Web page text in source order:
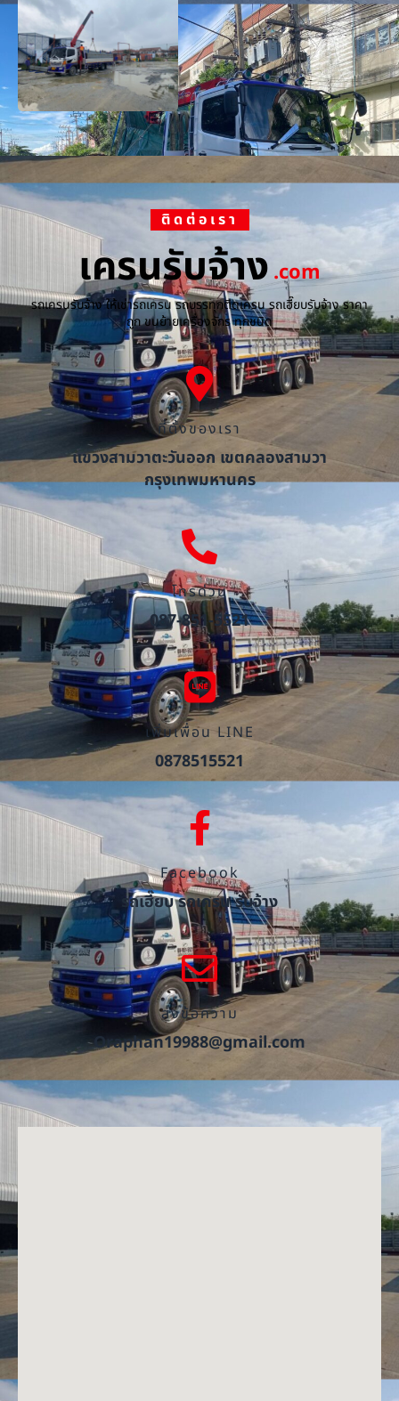
ติดต่อเรา
เครนรับจ้าง.com
รถเครนรับจ้าง ให้เช่ารถเครน รถบรรทุกติดเครน รถเฮี๊ยบรับจ้าง ราคา
ถูก ขนย้ายเครื่องจักร ทุกชนิด
ที่ตั้งของเรา
แขวงสามวาตะวันออก เขตคลองสามวา
กรุงเทพมหานคร
โทรด่วน
087-851-5521
เพิ่มเพื่อน LINE
0878515521
Facebook
รถเฮี๊ยบ รถเครน รับจ้าง
ส่งข้อความ
Oraphan19988@gmail.com